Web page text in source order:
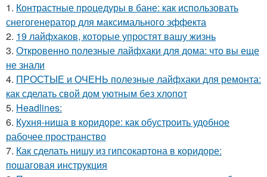
1. Контрастные процедуры в бане: как использовать
снегогенератор для максимального эффекта
2. 19 лайфхаков, которые упростят вашу жизнь
3. Откровенно полезные лайфхаки для дома: что вы еще
не знали
4. ПРОСТЫЕ и ОЧЕНЬ полезные лайфхаки для ремонта:
как сделать свой дом уютным без хлопот
5. Headlines:
6. Кухня-ниша в коридоре: как обустроить удобное
рабочее пространство
7. Как сделать нишу из гипсокартона в коридоре:
пошаговая инструкция